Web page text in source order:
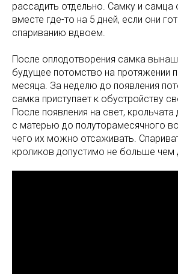
рассадить отдельно. Самку и самца
вместе где-то на 5 дней, если они
спариванию вдвоем.
После оплодотворения самка
будущее потомство на протяжении
месяца. За неделю до появления
самка приступает к обустройству
После появления на свет,
с матерью до полуторамесячного
чего их можно отсаживать.
кроликов допустимо не больше чем